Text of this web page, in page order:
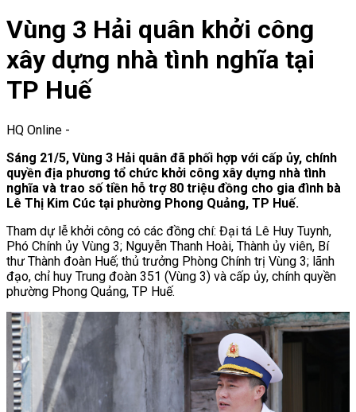
Vùng 3 Hải quân khởi công
xây dựng nhà tình nghĩa tại
TP Huế
HQ Online -
Sáng 21/5, Vùng 3 Hải quân đã phối hợp với cấp ủy, chính
quyền địa phương tổ chức khởi công xây dựng nhà tình
nghĩa và trao số tiền hỗ trợ 80 triệu đồng cho gia đình bà
Lê Thị Kim Cúc tại phường Phong Quảng, TP Huế.
Tham dự lễ khởi công có các đồng chí: Đại tá Lê Huy Tuynh,
Phó Chính ủy Vùng 3; Nguyễn Thanh Hoài, Thành ủy viên, Bí
thư Thành đoàn Huế; thủ trưởng Phòng Chính trị Vùng 3; lãnh
đạo, chỉ huy Trung đoàn 351 (Vùng 3) và cấp ủy, chính quyền
phường Phong Quảng, TP Huế.